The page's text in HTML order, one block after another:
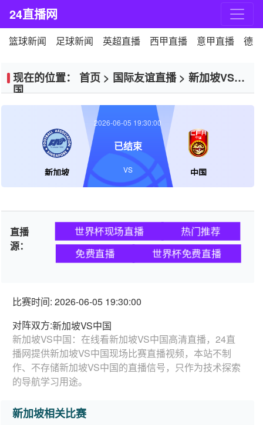
24直播网
篮球新闻 足球新闻 英超直播 西甲直播 意甲直播 德
现在的位置： 首页 > 国际友谊直播> 新加坡VS中
国
新加坡 中国
2026-06-05 19:30:00
已结束
VS
直播
源：
世界杯现场直播
热门推荐
免费直播
世界杯免费直播
比赛时间: 2026-06-05 19:30:00
对阵双方:新加坡VS中国
新加坡VS中国：在线看新加坡VS中国高清直播，24直
播网提供新加坡VS中国现场比赛直播视频，本站不制
作、不存储新加坡VS中国的直播信号，只作为技术探索
的导航学习用途。
新加坡相关比赛